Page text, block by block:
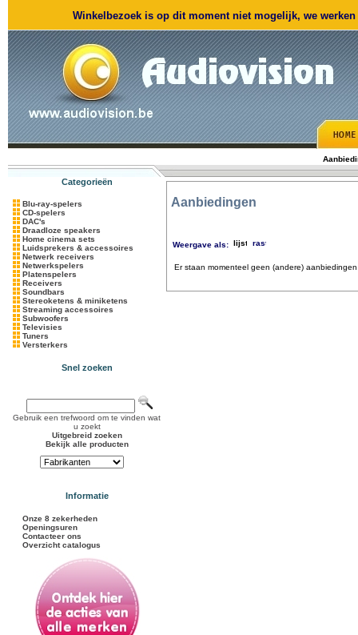
Winkelbezoek is op dit moment niet mogelijk, we
Categorieën
Blu-ray-spelers
CD-spelers
DAC's
Draadloze speakers
Home cinema sets
Luidsprekers & accessoires
Netwerk receivers
Netwerkspelers
Platenspelers
Receivers
Soundbars
Stereoketens & miniketens
Streaming accessoires
Subwoofers
Televisies
Tuners
Versterkers
Snel zoeken
Gebruik een trefwoord om te vinden wat
u zoekt
Uitgebreid zoeken
Bekijk alle producten
Informatie
Onze 8 zekerheden
Openingsuren
Contacteer ons
Overzicht catalogus
Aanbiedingen
Weergave als:
Er staan momenteel geen (andere)